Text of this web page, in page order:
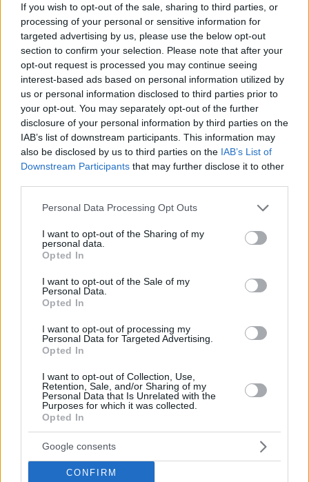
If you wish to opt-out of the sale, sharing to third parties, or
processing of your personal or sensitive information for
targeted advertising by us, please use the below opt-out
section to confirm your selection. Please note that after your
opt-out request is processed you may continue seeing
interest-based ads based on personal information utilized by
us or personal information disclosed to third parties prior to
your opt-out. You may separately opt-out of the further
disclosure of your personal information by third parties on the
IAB’s list of downstream participants. This information may
also be disclosed by us to third parties on the IAB’s List of
Downstream Participants that may further disclose it to other
Please note that this website/app uses one or more Google
not limited to your visit or usage behaviour. You may click to
grant or deny consent to Google and its third-party tags to
use your data for below specified purposes in below Google
consent section.
Personal Data Processing Opt Outs
I want to opt-out of the Sharing of my
personal data.
Opted In
I want to opt-out of the Sale of my
Personal Data.
Opted In
I want to opt-out of processing my
Personal Data for Targeted Advertising.
Opted In
I want to opt-out of Collection, Use,
Retention, Sale, and/or Sharing of my
Personal Data that Is Unrelated with the
Purposes for which it was collected.
Opted In
Google consents
CONFIRM
non troverete un processo simile in qualsiasi altra regione
produttrice di vino dolce al mondo.
Una volta evaporata la materia liquida, le bacche di aszú
vengono fatte macerare nel succo o nel vino base in
fermentazione della stessa annata per 24-48 ore con regolare
agitazione per una corretta estrazione. Una volta completata la
macerazione, la pasta di aszú viene rimossa, pressata e il
mosto risultante viene fermentato per arrivare a Tokaj Aszú.
Un Tokaj Aszú attraversa 18 mesi di invecchiamento in botte
seguiti da 12 mesi di invecchiamento in bottiglia prima che sia
pronto per essere venduto.
Il numero un pò sconcertante di puttony è in realtà
un’indicazione della dolcezza e della concentrazione di un
Aszú Tradizionalmente questo numero era determinato dal
chilogrammi di bacche di aszú aggiunte a una botte di Gönci
prescrivono un contenuto di zucchero residuo post-
fermentazione di almeno 120 grammi/litro che è pari a 5
puttony nel sistema tradizionale e non è più obbligatorio
Come abbiamo scritto,
vinicola Tokaj con l’iscrizione nel Patrimonio Mondiale
, nella
categoria delle regioni culturali.
hungarikums
Leave a Reply
Your email address will not be published.